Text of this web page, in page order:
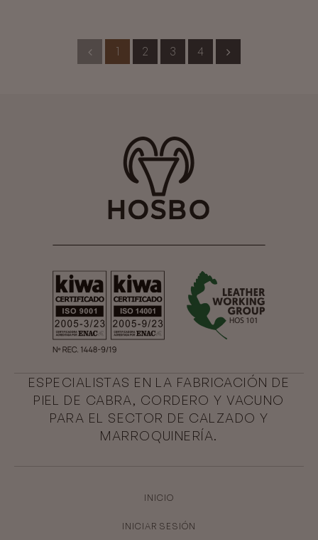
1 2 3 4
ESPECIALISTAS EN LA FABRICACIÓN DE
PIEL DE CABRA, CORDERO Y VACUNO
PARA EL SECTOR DE CALZADO Y
MARROQUINERÍA.
INICIO
INICIAR SESIÓN